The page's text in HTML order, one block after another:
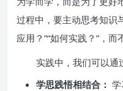
过程中，要主动思考知识
应用？”“如何实践？”，而
实践中，我们可以通
学思践悟相结合：